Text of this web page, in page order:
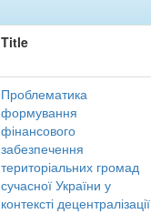
Title
Проблематика
формування
фінансового
забезпечення
територіальних громад
сучасної України у
контексті децентралізації